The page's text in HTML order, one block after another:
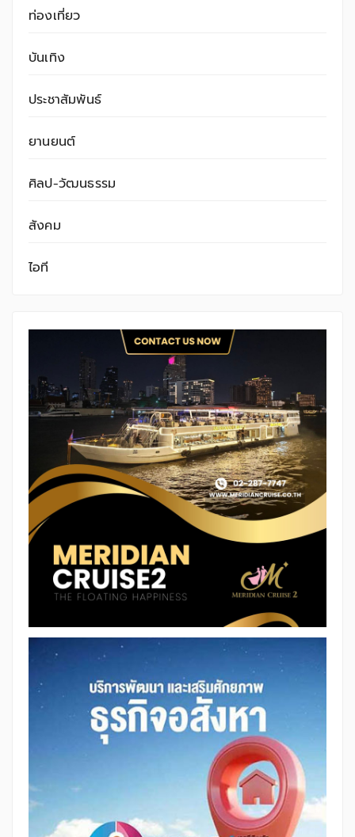
ท่องเที่ยว
บันเทิง
ประชาสัมพันธ์
ยานยนต์
ศิลป-วัฒนธรรม
สังคม
ไอที